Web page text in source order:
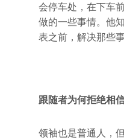
会停车处，在下车
做的一些事情。他
表之前，解决那些
跟随者为何拒绝相
领袖也是普通人，